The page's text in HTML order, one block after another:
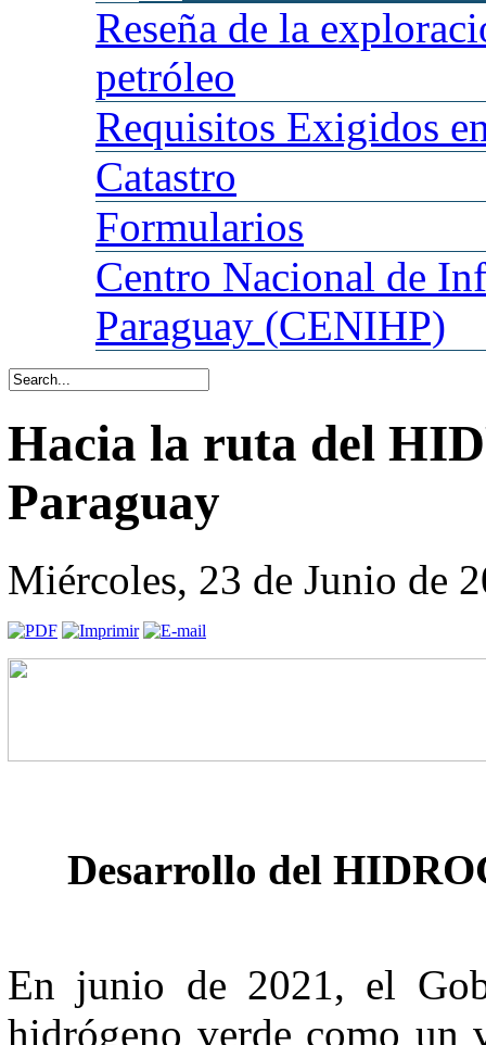
Reseña de la
petróleo
Requisitos Exigidos
Catastro
Formularios
Centro Nacional de
Paraguay (CENIHP)
Hacia la ruta del
Paraguay
Miércoles, 23 de Junio de
Desarrollo del
En junio de 2021, el
hidrógeno verde como un